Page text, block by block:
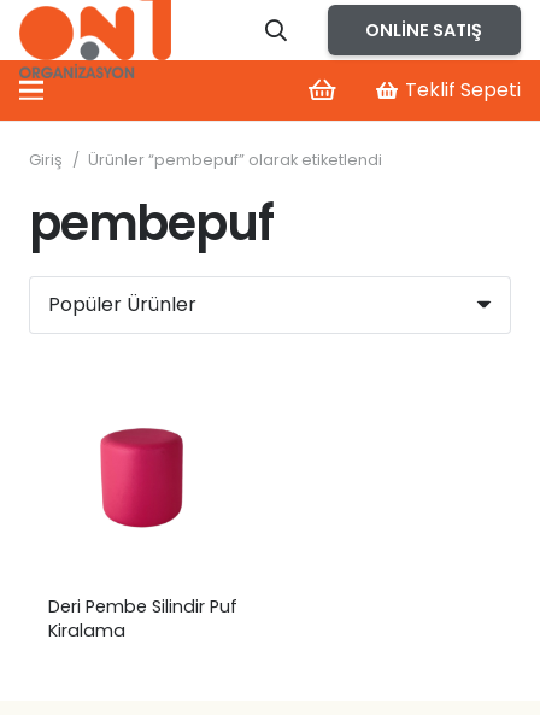
ONLINE SATIŞ
Teklif Sepeti
Giriş / Ürünler “pembepuf” olarak etiketlendi
pembepuf
Deri Pembe Silindir Puf
Kiralama